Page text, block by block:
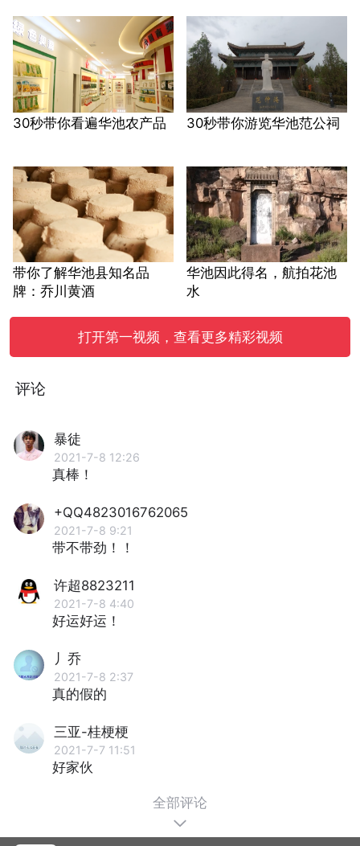
30秒带你看遍华池农产品 30秒带你游览华池范公祠
带你了解华池县知名品
牌：乔川黄酒
华池因此得名，航拍花池
水
打开第一视频，查看更多精彩视频
评论
暴徒
2021-7-8 12:26
真棒！
+QQ4823016762065
2021-7-8 9:21
带不带劲！！
许超8823211
2021-7-8 4:40
好运好运！
丿乔
2021-7-8 2:37
真的假的
三亚-桂梗梗
2021-7-7 11:51
好家伙
全部评论